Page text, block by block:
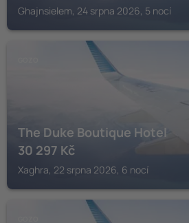
Ghajnsielem, 24 srpna 2026, 5 nocí
The Duke Boutique Hotel
30 297 Kč
Xaghra, 22 srpna 2026, 6 nocí